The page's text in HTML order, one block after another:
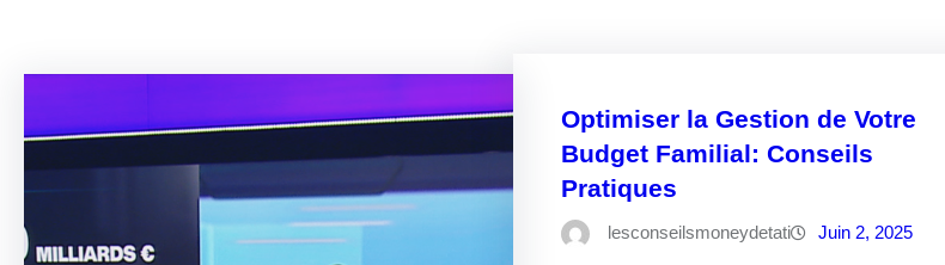
Optimiser la Gestion de Votre
Budget Familial: Conseils
Pratiques
lesconseilsmoneydetati Juin 2, 2025